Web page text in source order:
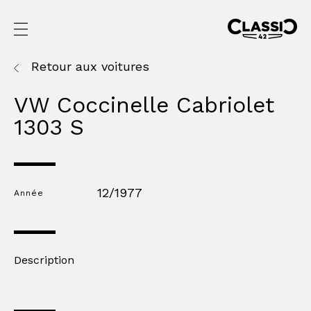
Retour aux voitures
VW Coccinelle Cabriolet
1303 S
Année 12/1977
Description